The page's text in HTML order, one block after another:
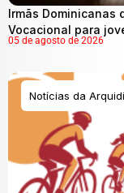
Irmãs Dominicanas
Vocacional para
05 de agosto de 2026
Notícias da